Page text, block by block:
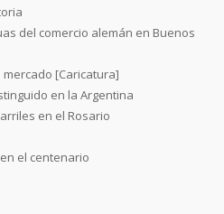
del comercio alemán en Buenos
[Caricatura]
en la Argentina
en el Rosario
el centenario